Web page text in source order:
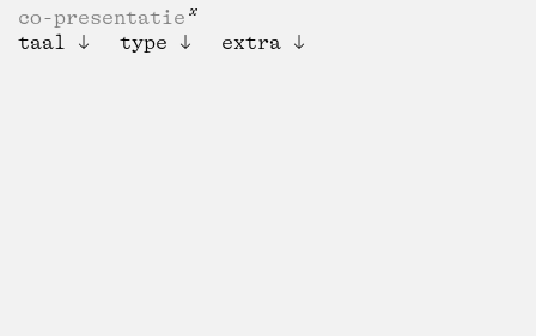
co-presentatie
taal
type extra